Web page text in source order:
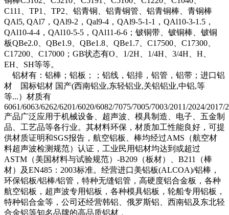
C111、TP1、TP2、铝青铜、铝青铜管、铝青铜棒、青铜棒
QAl5, QAl7，QAl9-2，Qal9-4，QAl9-5-1-1，QAl10-3-1.5，
QAl10-4-4，QAl10-5-5，QAl11-6-6；铍铜带、铍铜棒、铍铜
板QBe2.0、QBe1.9、QBe1.8、QBe1.7、C17500、C17300、
C17200、C17000；GB状态有O、1/2H、1/4H、3/4H、H、
EH、SH等等。
铝材有：铝棒；铝板；；铝线，铝排，铝管，铝带；进口铝
材 国标铝材 国产(西南铝业,东轻铝业,关铝铝业,中铝,等
等...）材质有
6061/6063/6262/6201/6020/6082/7075/7005/7003/2011/2024/
产品广泛应用于机械设备、超声波、模具制造、电子、五金制
品、工艺品等各行业。其材料环保，材质加工性能良好，可提
供材质证明和SGS报告，航空铝板、棒均经过AMS（航空材
料超声波检测规范）认证，工业民用铝材均达到或超过
ASTM（美国材料与试验规范）-B209（板材）、B211（棒
材）及EN485：2003标准。经营进口美铝板(ALCOA)/铝棒，
环保铝板/铝棒/铝管，特种无缝铝管，高硬度铝合金板，各种
航空铝板，超声波专用铝板，各种模具铝板，轮船专用铝板，
特种铝合金等，公司还经营韩铝、俄罗斯铝、西南铝及东北轻
合金铝等知名品牌的高品质铝材 。